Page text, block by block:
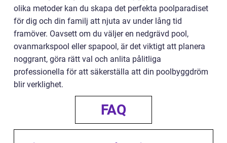
olika metoder kan du skapa det perfekta poolparadiset
för dig och din familj att njuta av under lång tid
framöver. Oavsett om du väljer en nedgrävd pool,
ovanmarkspool eller spapool, är det viktigt att planera
noggrant, göra rätt val och anlita pålitliga
professionella för att säkerställa att din poolbyggdröm
blir verklighet.
FAQ